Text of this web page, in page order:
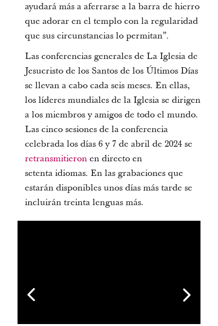
ayudará más a aferrarse a la barra de hierro
que adorar en el templo con la regularidad
que sus circunstancias lo permitan”.
Las conferencias generales de La Iglesia de
Jesucristo de los Santos de los Últimos Días
se llevan a cabo cada seis meses. En ellas,
los líderes mundiales de la Iglesia se dirigen
a los miembros y amigos de todo el mundo.
Las cinco sesiones de la conferencia
celebrada los días 6 y 7 de abril de 2024 se
retransmitieronen directo en
setenta idiomas. En las grabaciones que
estarán disponibles unos días más tarde se
incluirán treinta lenguas más.